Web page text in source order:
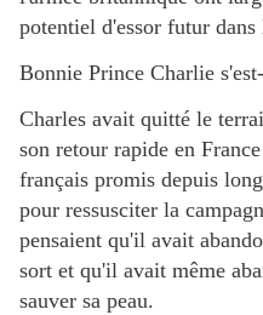
potentiel d'essor futur dans
Bonnie Prince Charlie
Charles avait quitté le
son retour rapide en
français promis depuis
pour ressusciter la
pensaient qu'il avait
sort et qu'il avait même
sauver sa peau.